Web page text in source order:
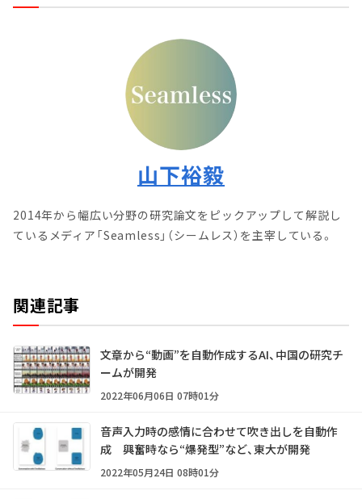
山下裕毅
2014年から幅広い分野の研究論文をピックアップして解説し
ているメディア「Seamless」（シームレス）を主宰している。
関連記事
文章から“動画”を自動作成するAI、中国の研究チ
ームが開発
2022年06月06日 07時01分
音声入力時の感情に合わせて吹き出しを自動作
成 興奮時なら“爆発型”など、東大が開発
2022年05月24日 08時01分